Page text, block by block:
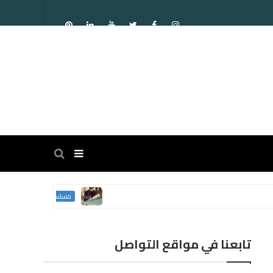
مسلسلات تركية
تابعنا في مواقع التواصل